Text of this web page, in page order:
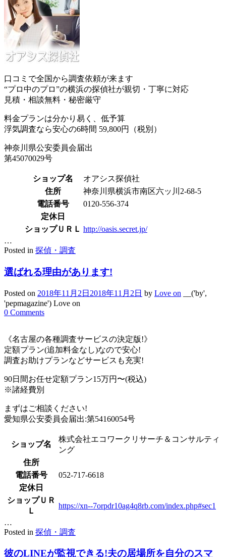
口コミで全国から調査依頼が来ます
“プロ中のプロ”の横浜の探偵社が親切・丁寧に対応
見積・相談無料・秘密厳守
料金プランは分かり易く、低予算
浮気調査なら安心の6時間 59,800円（税別）
神奈川県公安委員会届出
第45070029号
ショップ名
オアシス探偵社
住所
神奈川県横浜市南区六ッ川2-68-5
電話番号
0120-556-374
定休日
ショップＵＲＬ http://oasis.secret.jp/
…
Posted in 探偵・調査
選ばれる理由があります!
Posted on 2018年11月2日 2018年11月2日 by Love on __('by',
'pepmagazine') Love on
0 Comments
《名古屋の各種調査サービスの決定版!》
定額プラン(追加料金なし)なので安心!
調査お助けプランなどサービスも充実!
90日間お任せ定額プラン15万円〜(税込)
※諸経費別
まずはご相談ください!
愛知県公安委員会届出:第54160054号
ショップ名
株式会社エコワークリサーチ＆コンサルティ
ング
住所
電話番号
052-717-6618
定休日
ショップＵＲ
Ｌ
https://xn--7orpdr10ag4q8rb.com/index.php#sec1
…
Posted in 探偵・調査
彼のLINEが監視できる!夫の居場所を自分のスマ